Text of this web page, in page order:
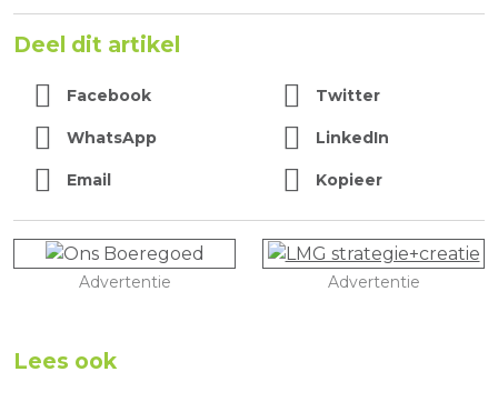
Deel dit artikel
Facebook Twitter
WhatsApp LinkedIn
Email Kopieer
Advertentie Advertentie
Lees ook